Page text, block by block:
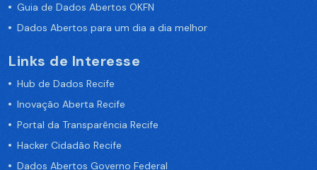
Guia de Dados Abertos OKFN
Dados Abertos para um dia a dia melhor
Links de Interesse
Hub de Dados Recife
Inovação Aberta Recife
Portal da Transparência Recife
Hacker Cidadão Recife
Dados Abertos Governo Federal